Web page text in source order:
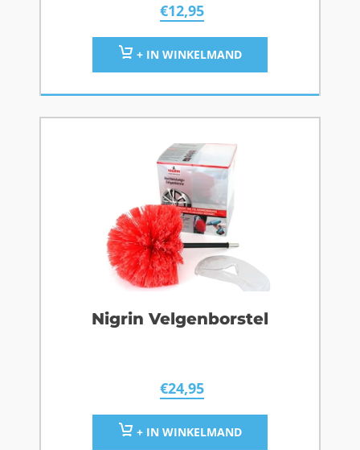
€12,95
+ IN WINKELMAND
Nigrin Velgenborstel
€24,95
+ IN WINKELMAND